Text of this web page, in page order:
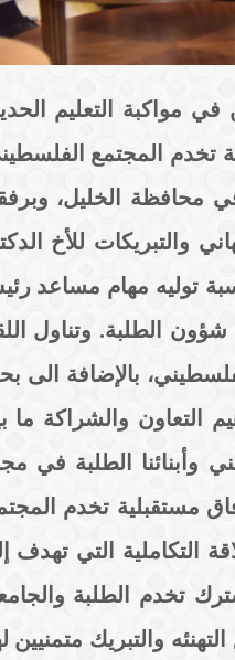
في مواكبة التعليم
تخدم المجتمع
محافظة الخليل،
والتبريكات للأخ
توليه مهام مساعد
الطلبة. وتناول
بالإضافة الى
التعاون والشراكة ما
وأبنائنا الطلبة في
مستقبلية تخدم
التكاملية التي تهدف
تخدم الطلبة
والتبريك متمنيين